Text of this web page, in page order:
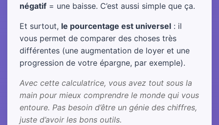
négatif = une baisse. C’est aussi simple que ça.
Et surtout, le pourcentage est universel : il
vous permet de comparer des choses très
différentes (une augmentation de loyer et une
progression de votre épargne, par exemple).
Avec cette calculatrice, vous avez tout sous la
main pour mieux comprendre le monde qui vous
entoure. Pas besoin d’être un génie des chiffres,
juste d’avoir les bons outils.